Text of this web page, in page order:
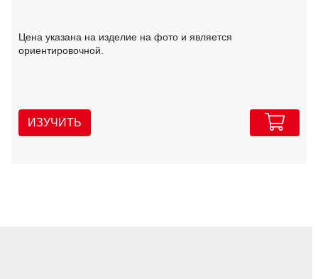
Цена указана на изделие на фото и является
ориентировочной.
ИЗУЧИТЬ